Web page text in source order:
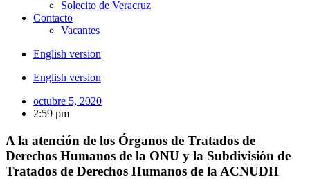
Solecito de Veracruz
Contacto
Vacantes
English version
English version
octubre 5, 2020
2:59 pm
A la atención de los Órganos de Tratados de
Derechos Humanos de la ONU y la Subdivisión de
Tratados de Derechos Humanos de la ACNUDH